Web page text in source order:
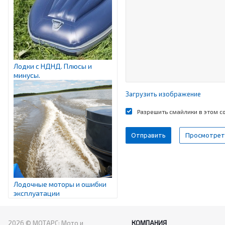
Лодки с НДНД. Плюсы и
минусы.
Лодочные моторы и ошибки
эксплуатации
Загрузить изображение
Разрешить смайлики в этом
2026 © МОТАРС: Мото и КОМПАНИЯ